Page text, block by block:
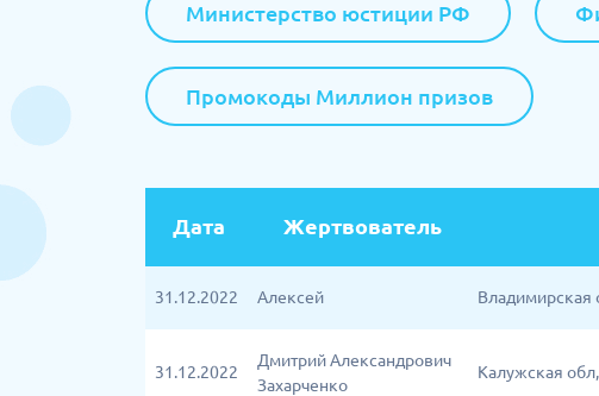
Министерство юстиции РФ
Промокоды Миллион призов
Дата Жертвователь
31.12.2022 Алексей Владимирская
31.12.2022
Дмитрий Александрович
Захарченко
Калужская обл,